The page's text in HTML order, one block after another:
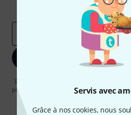
Servis avec
Grâce à nos cookies, nous
Articles inspirants
Deals
S'inscrire
En cliquant sur "S'inscrire maintenant",
publicités par e-mail. La désinscription est
pouvez trouver plus d'informations à ce
.